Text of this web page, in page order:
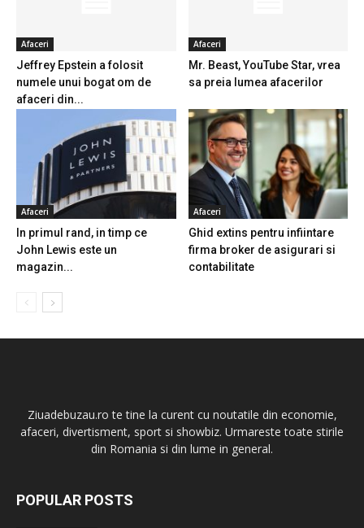
Afaceri
Jeffrey Epstein a folosit
numele unui bogat om de
afaceri din...
Afaceri
Mr. Beast, YouTube Star, vrea
sa preia lumea afacerilor
Afaceri
In primul rand, in timp ce
John Lewis este un
magazin...
Afaceri
Ghid extins pentru infiintare
firma broker de asigurari si
contabilitate
Ziuadebuzau.ro te tine la curent cu noutatile din economie,
afaceri, divertisment, sport si showbiz. Urmareste toate stirile
din Romania si din lume in general.
POPULAR POSTS